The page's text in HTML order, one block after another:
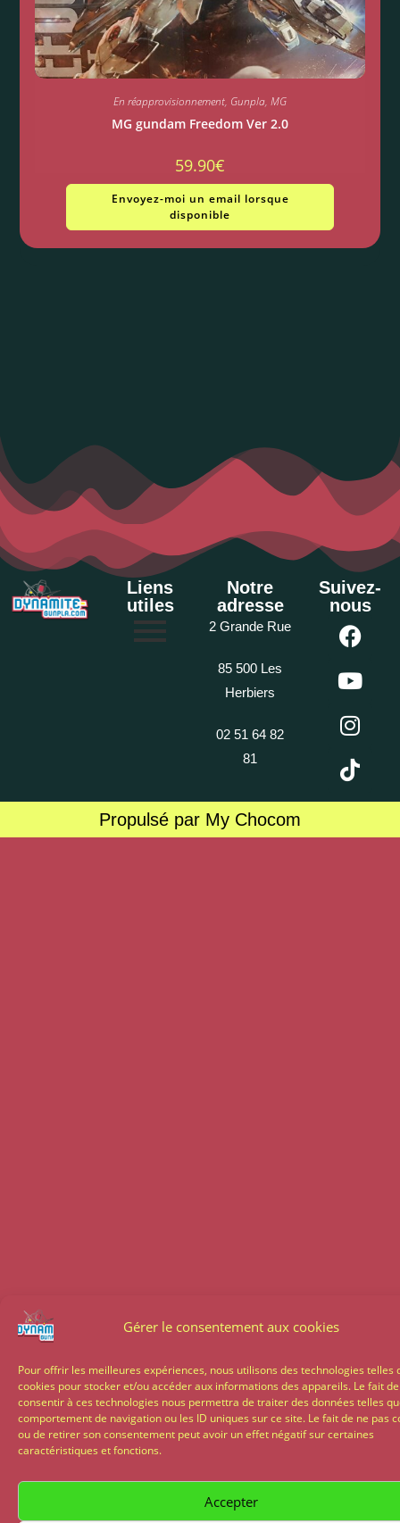
Gérer le consentement aux cookies
Pour offrir les meilleures expériences, nous utilisons des technologies telles
cookies pour stocker et/ou accéder aux informations des appareils. Le fait de
consentir à ces technologies nous permettra de traiter des données telles
comportement de navigation ou les ID uniques sur ce site. Le fait de ne pas
ou de retirer son consentement peut avoir un effet négatif sur certaines
caractéristiques et fonctions.
Accepter
En réapprovisionnement, Gunpla, MG
MG gundam Freedom Ver 2.0
59.90€
Envoyez-moi un email lorsque
disponible
Liens
utiles
Notre
adresse
2 Grande Rue
85 500 Les
Herbiers
02 51 64 82
81
Suivez-
nous
Propulsé par My Chocom